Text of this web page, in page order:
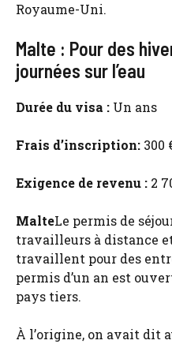
Royaume-Uni.
Malte : Pour des
journées sur l’eau
Durée du visa : Un ans
Frais d’inscription: 300
Exigence de revenu : 2
MalteLe permis de
travailleurs à distance
travaillent pour des
permis d’un an est
pays tiers.
À l’origine, on avait dit